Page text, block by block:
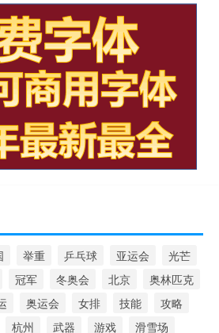
举重 乒乓球 亚运会
光芒
冠军 冬奥会 北京
奥林匹克
奥运会 女排 技能
攻略
杭州 武器 游戏
滑雪场